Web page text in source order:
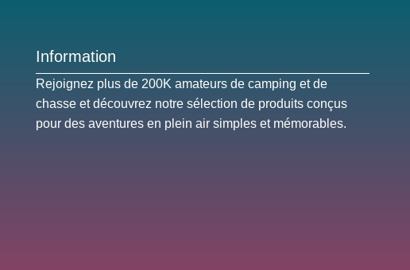
Information
Rejoignez plus de 200K amateurs de camping et de
chasse et découvrez notre sélection de produits conçus
pour des aventures en plein air simples et mémorables.